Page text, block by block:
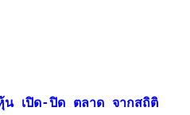
น เปิด-ปิด ตลาด จากสถิติ